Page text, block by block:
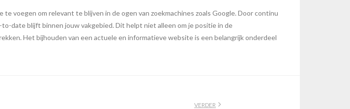
voegen om relevant te blijven in de ogen van zoekmachines zoals Google. Door continu
date blijft binnen jouw vakgebied. Dit helpt niet alleen om je positie in de
Het bijhouden van een actuele en informatieve website is een belangrijk onderdeel
VERDER